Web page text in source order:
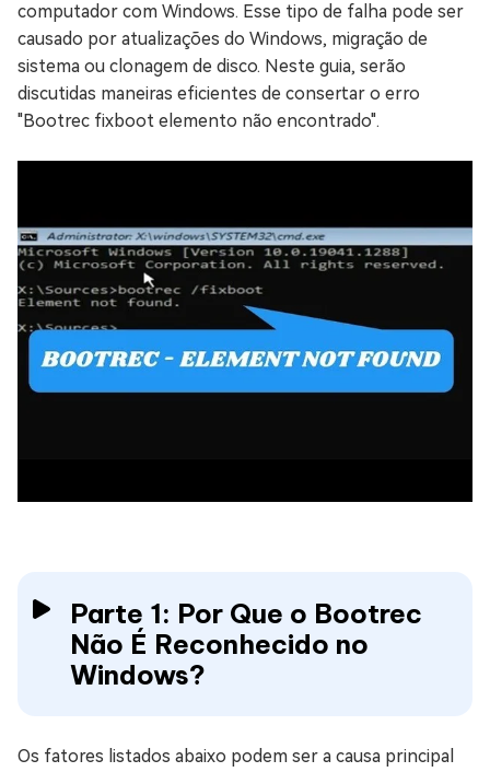
computador com Windows. Esse tipo de falha pode ser
causado por atualizações do Windows, migração de
sistema ou clonagem de disco. Neste guia, serão
discutidas maneiras eficientes de consertar o erro
"Bootrec fixboot elemento não encontrado".
Parte 1: Por Que o Bootrec
Não É Reconhecido no
Windows?
Os fatores listados abaixo podem ser a causa principal